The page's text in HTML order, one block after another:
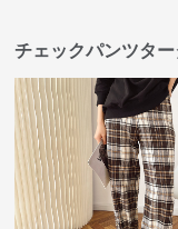
チェックパンツタ